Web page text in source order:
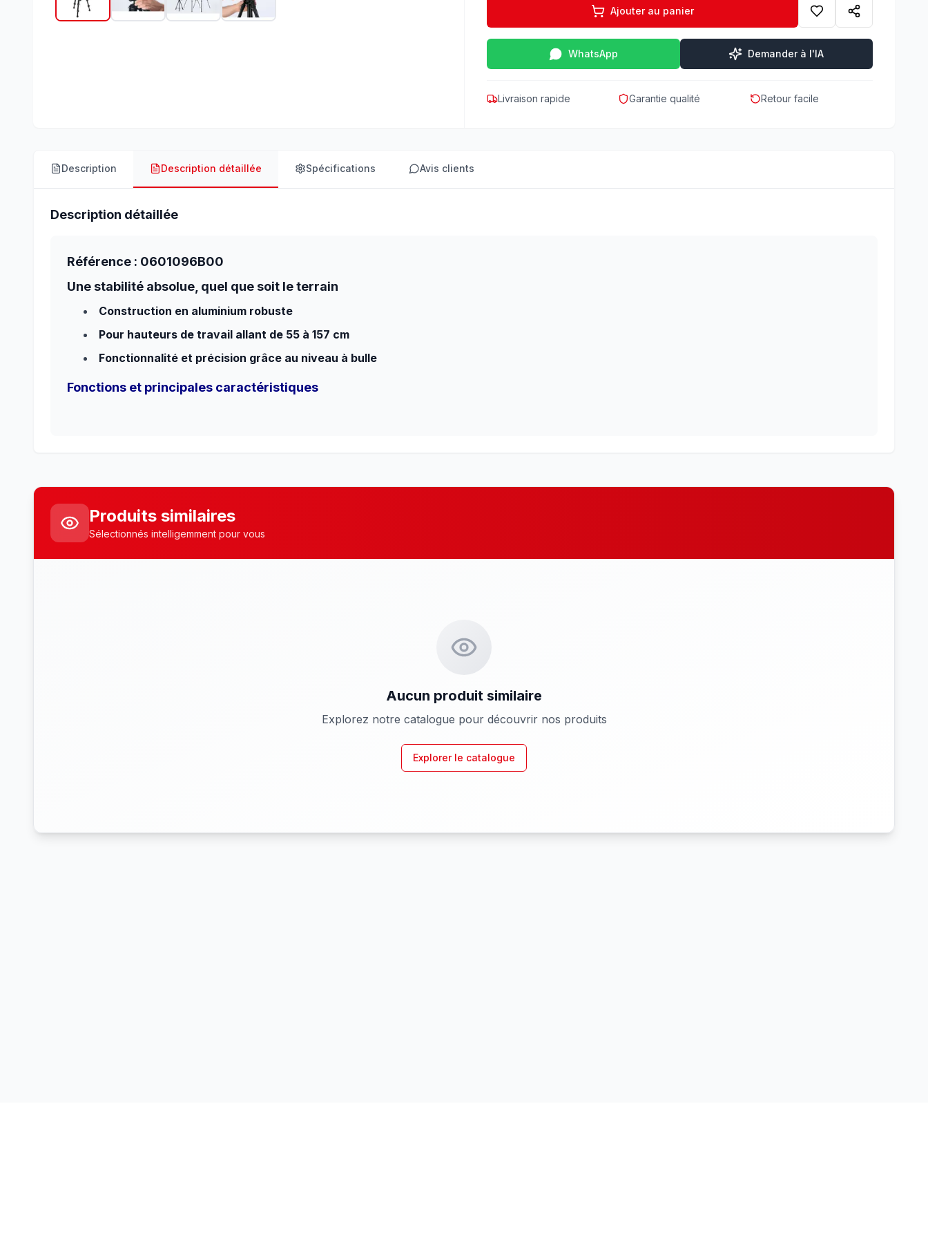
Ajouter au panier
WhatsApp Demander à l'IA
Livraison rapide Garantie qualité Retour facile
Description Description détaillée Spécifications Avis clients
Description détaillée
Référence : 0601096B00
Une stabilité absolue, quel que soit le terrain
Construction en aluminium robuste
Pour hauteurs de travail allant de 55 à 157 cm
Fonctionnalité et précision grâce au niveau à bulle
Fonctions et principales caractéristiques
Produits similaires
Sélectionnés intelligemment pour vous
Aucun produit similaire
Explorez notre catalogue pour découvrir nos produits
Explorer le catalogue